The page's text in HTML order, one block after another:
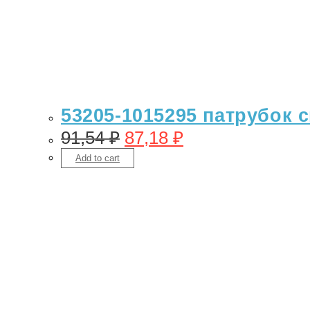
53205-1015295 патрубок
91,54₽ 87,18 ₽
Add to cart